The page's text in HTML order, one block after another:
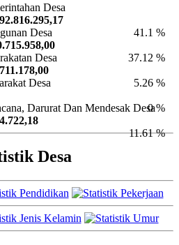
Desa
41.1 %
Desa
37.12 %
Desa
5.26 %
Desa
0 %
Darurat Dan Mendesak Desa
11.61 %
Desa